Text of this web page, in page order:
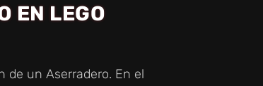
EN LEGO
de un Aserradero. En el